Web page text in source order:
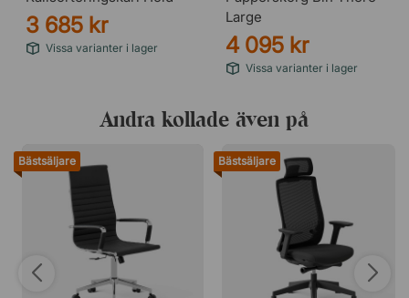
3 685 kr
Vissa varianter i lager
Large
4 095 kr
Vissa varianter i lager
Andra kollade även på
Bästsäljare Bästsäljare